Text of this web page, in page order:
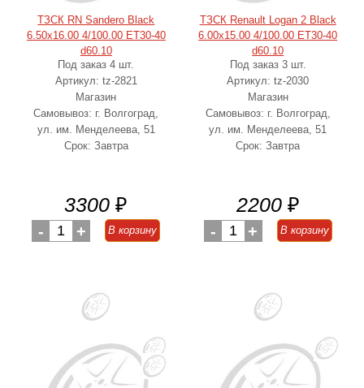
ТЗСК RN Sandero Black
6.50x16.00 4/100.00 ET30-40
d60.10
Под заказ 4 шт.
Артикул: tz-2821
Магазин
Самовывоз: г. Волгоград,
ул. им. Менделеева, 51
Срок: Завтра
3300 ₽
- 1 + В корзину
ТЗСК Renault Logan 2 Black
6.00x15.00 4/100.00 ET30-40
d60.10
Под заказ 3 шт.
Артикул: tz-2030
Магазин
Самовывоз: г. Волгоград,
ул. им. Менделеева, 51
Срок: Завтра
2200 ₽
- 1 + В корзину